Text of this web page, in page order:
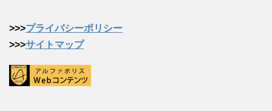
>>>プライバシーポリシー
>>>サイトマップ